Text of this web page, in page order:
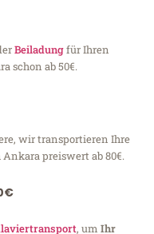
Beiladungfür Ihren
schon ab 50€.
wir transportieren Ihre
Ankara preiswert ab 80€.
, um Ihr